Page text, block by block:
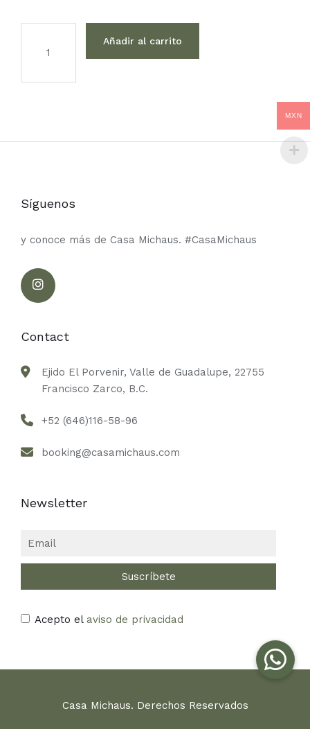
Reservation
Añadir al carrito
Síguenos
y conoce más de Casa Michaus. #CasaMichaus
Contact
Ejido El Porvenir, Valle de Guadalupe, 22755
Francisco Zarco, B.C.
+52 (646)116-58-96
booking@casamichaus.com
Newsletter
Acepto el aviso de privacidad
Casa Michaus. Derechos Reservados
MXN